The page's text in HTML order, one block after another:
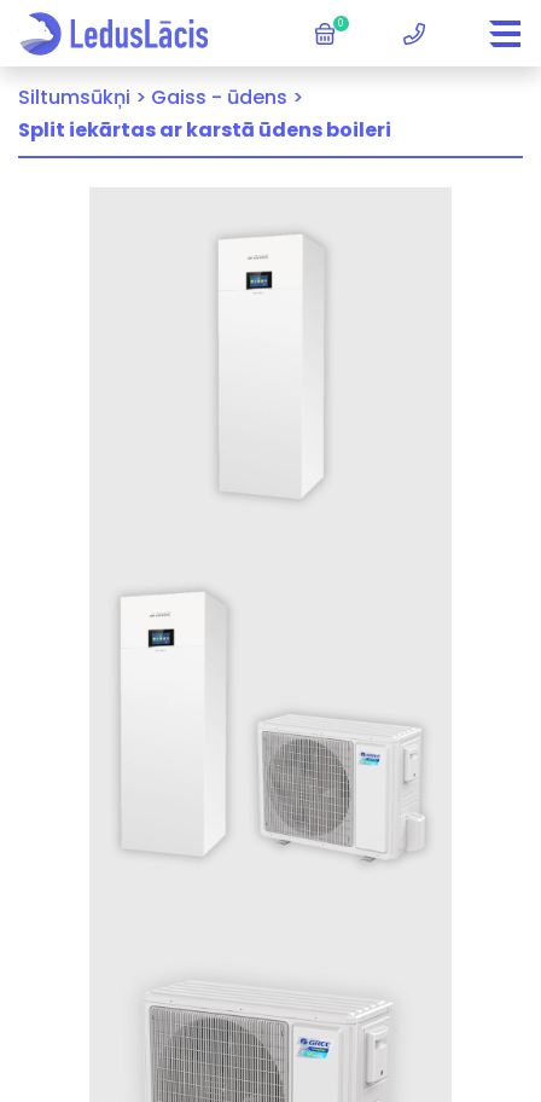
0
Siltumsūkņi > Gaiss - ūdens >
Split iekārtas ar karstā ūdens boileri